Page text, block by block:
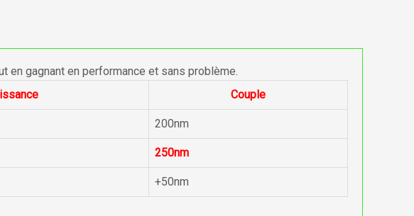
en gagnant en performance et sans problème.
Couple
200nm
250nm
+50nm